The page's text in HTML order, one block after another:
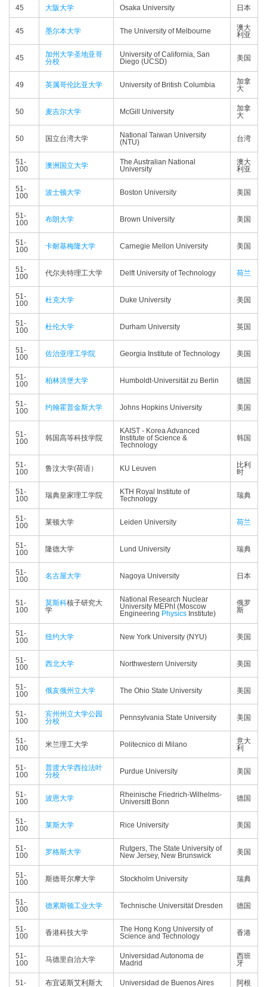
45 大阪大学 Osaka University 日本
45 墨尔本大学 The University of Melbourne
澳大
利亚
45
加州大学圣地亚哥
分校
University of California, San
Diego (UCSD)
美国
49 英属哥伦比亚大学 University of British Columbia
加拿
大
50 麦吉尔大学 McGill University
加拿
大
50 国立台湾大学
National Taiwan University
(NTU)
台湾
51-
100
澳洲国立大学
The Australian National
University
澳大
利亚
51-
100
波士顿大学 Boston University 美国
51-
100
布朗大学 Brown University 美国
51-
100
卡耐基梅隆大学 Carnegie Mellon University 美国
51-
100
代尔夫特理工大学 Delft University of Technology 荷兰
51-
100
杜克大学 Duke University 美国
51-
100
杜伦大学 Durham University 英国
51-
100
佐治亚理工学院 Georgia Institute of Technology 美国
51-
100
柏林洪堡大学 Humboldt-Universität zu Berlin 德国
51-
100
约翰霍普金斯大学 Johns Hopkins University 美国
51-
100
韩国高等科技学院
KAIST - Korea Advanced
Institute of Science &
Technology
韩国
51-
100
鲁汶大学(荷语） KU Leuven
比利
时
51-
100
瑞典皇家理工学院
KTH Royal Institute of
Technology
瑞典
51-
100
莱顿大学 Leiden University 荷兰
51-
100
隆德大学 Lund University 瑞典
51-
100
名古屋大学 Nagoya University 日本
51-
100
莫斯科核子研究大
学
National Research Nuclear
University MEPhI (Moscow
Engineering Physics Institute)
俄罗
斯
51-
100
纽约大学 New York University (NYU) 美国
51-
100
西北大学 Northwestern University 美国
51-
100
俄亥俄州立大学 The Ohio State University 美国
51-
100
宾州州立大学公园
分校
Pennsylvania State University 美国
51-
100
米兰理工大学 Politecnico di Milano
意大
利
51-
100
普渡大学西拉法叶
分校
Purdue University 美国
51-
100
波恩大学
Rheinische Friedrich-Wilhelms-
Universitt Bonn
德国
51-
100
莱斯大学 Rice University 美国
51-
100
罗格斯大学
Rutgers, The State University of
New Jersey, New Brunswick
美国
51-
100
斯德哥尔摩大学 Stockholm University 瑞典
51-
100
德累斯顿工业大学 Technische Universität Dresden 德国
51-
100
香港科技大学
The Hong Kong University of
Science and Technology
香港
51-
100
马德里自治大学
Universidad Autonoma de
Madrid
西班
牙
51-
布宜诺斯艾利斯大
Universidad de Buenos Aires
阿根